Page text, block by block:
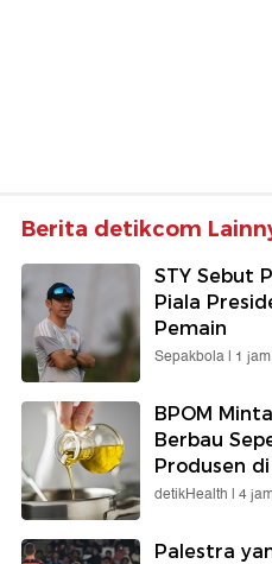
Berita detikcom
STY Sebut
Piala
Pemain
Sepakbola | 1
BPOM
Berbau
Produsen
detikHealth | 4
Palestra